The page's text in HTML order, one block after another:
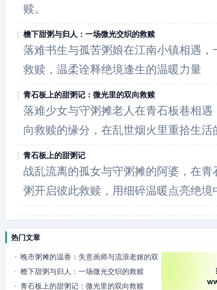
赎。
檐下甜粥与归人：一场微光交织的救赎
落难书生与孤苦粥娘在江南小镇相遇，
救赎，温柔诠释绝境逢生的温暖力量
青石板上的甜粥记：微光里的双向救赎
落难少女与守粥摊老人在青石板巷相遇
向救赎的缘分，在乱世烟火里重拾生活
青石板上的甜粥记
战乱流离的孤女与守粥摊的阿婆，在
粥开启彼此救赎，用细碎温暖点亮绝境
热门文章
晚市粥摊的温香：失意画师与流浪老妪的双
向照亮
檐下甜粥与归人：一场微光交织的救赎
青石板上的甜粥记：微光里的双向救赎